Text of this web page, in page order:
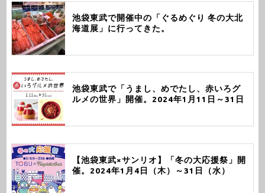
池袋東武で開催中の「ぐるめぐり 冬の大北
海道展」に行ってきた。
池袋東武で「うまし、めでたし、赤いろグ
ルメの世界」開催。2024年1月11日～31日
【池袋東武×サンリオ】「冬の大応援祭」開
催。2024年1月4日（木）～31日（水）